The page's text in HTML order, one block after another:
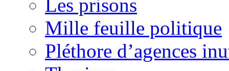
Les prisons
Mille feuille politique
Pléthore d’agences